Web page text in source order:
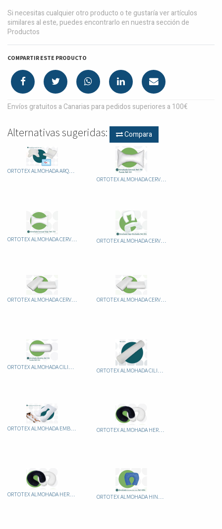
Si necesitas cualquier otro producto o te gustaría ver artículos
similares al este, puedes encontrarlo en nuestra sección de
Productos
COMPARTIR ESTE PRODUCTO
Envíos gratuitos a Canarias para pedidos superiores a 100€
Alternativas sugeridas: Compara
ORTOTEX ALMOHADA CILINDRICA VISCOELASTICA
ORTOTEX ALMOHADA EMBARAZO ORTOTEX ALMOHADA HERRADURA VISCOELASTICA BLANCA
ORTOTEX ALMOHADA HERRADURA VISCOESLATICA AZUL